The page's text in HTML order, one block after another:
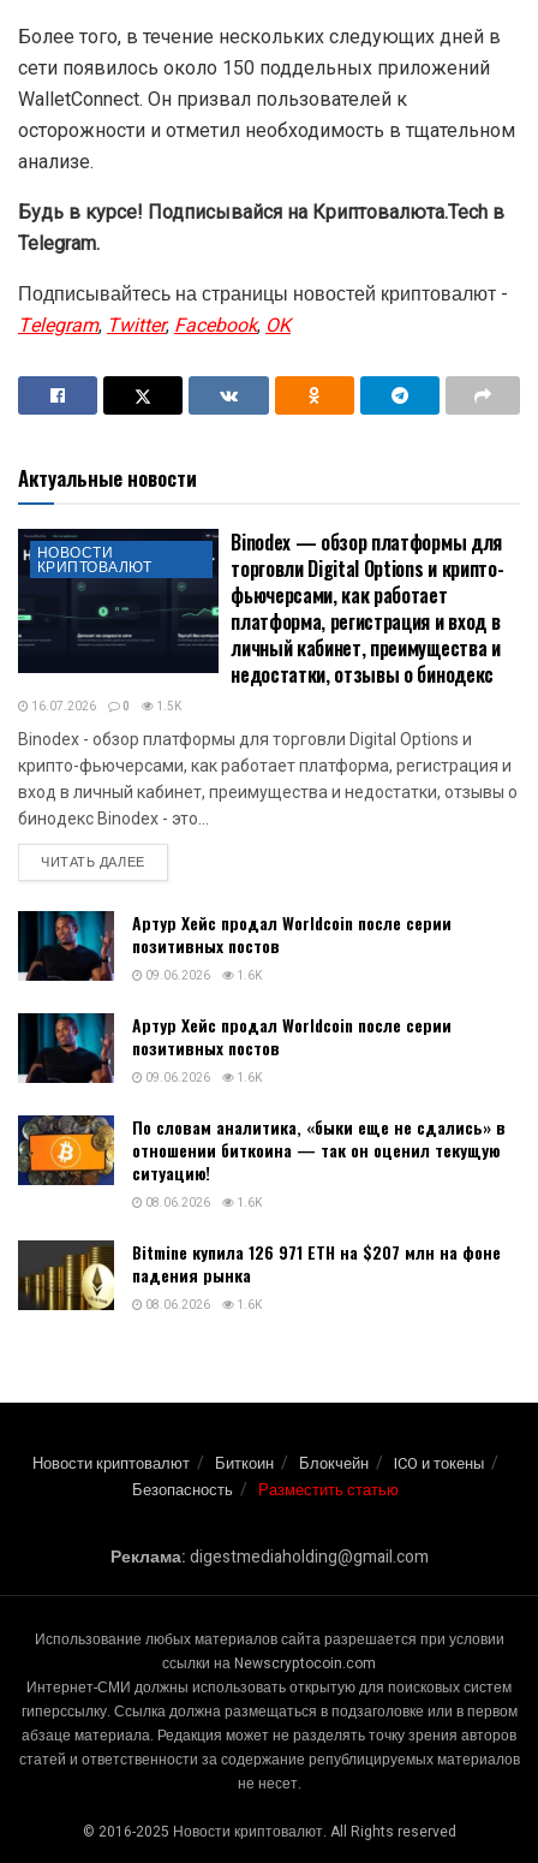
прямо с мобильного устройства.
В середине сентября 2024 года команда проекта
объявила о запуске токена WCT. По словам
соучредителя проекта Blockaid под псевдонимом
маскировался под сайт протокола, появился спустя
полчаса после релиза.
Более того, в течение нескольких следующих дней в
сети появилось около 150 поддельных приложений
осторожности и отметил необходимость в тщательном
Будь в курсе! Подписывайся на Криптовалюта.Tech в
Подписывайтесь на страницы новостей криптовалют -
Telegram
Facebook,OK
Актуальные новости
НОВОСТИ
КРИПТОВАЛЮТ
Binodex — обзор платформы для
торговли Digital Options и крипто-
фьючерсами, как работает
платформа, регистрация и вход в
личный кабинет, преимущества и
недостатки, отзывы о бинодекс
16.07.2026 0 1.5K
Binodex - обзор платформы для торговли Digital Options и
крипто-фьючерсами, как работает платформа, регистрация и
вход в личный кабинет, преимущества и недостатки, отзывы о
бинодекс Binodex - это...
ЧИТАТЬ ДАЛЕЕDETAILS
Артур Хейс продал Worldcoin после серии
позитивных постов
09.06.2026 1.6K
Артур Хейс продал Worldcoin после серии
позитивных постов
09.06.2026 1.6K
По словам аналитика, «быки еще не сдались» в
отношении биткоина — так он оценил текущую
ситуацию!
08.06.2026 1.6K
Bitmine купила 126 971 ETH на $207 млн на фоне
падения рынка
08.06.2026 1.6K
Новости криптовалют Биткоин Блокчейн
ICO и токены
Безопасность
Разместить статью
Реклама:digestmediaholding@gmail.com
Использование любых материалов сайта разрешается при условии
ссылки на Newscryptocoin.com
Интернет-СМИ должны использовать открытую для поисковых систем
гиперссылку. Ссылка должна размещаться в подзаголовке или в первом
абзаце материала. Редакция может не разделять точку зрения авторов
статей и ответственности за содержание републицируемых материалов
не несет.
© 2016-2025 Новости криптовалют. All Rights reserved